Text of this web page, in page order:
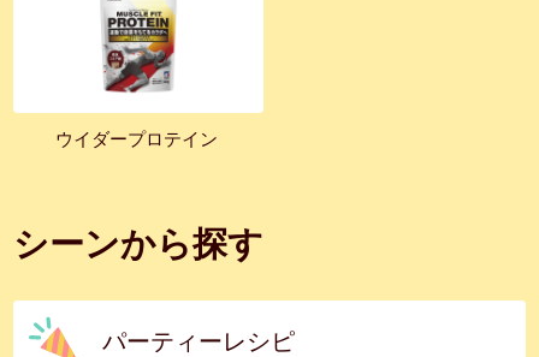
ウイダープロテイン
シーンから探す
パーティーレシピ